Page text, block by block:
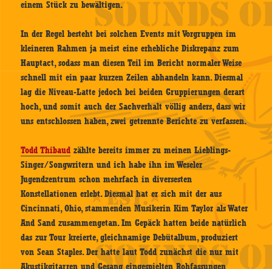
einem Stück zu bewältigen.
In der Regel besteht bei solchen Events mit Vorgruppen im
kleineren Rahmen ja meist eine erhebliche Diskrepanz zum
Hauptact, sodass man diesen Teil im Bericht normaler Weise
schnell mit ein paar kurzen Zeilen abhandeln kann. Diesmal
lag die Niveau-Latte jedoch bei beiden Gruppierungen derart
hoch, und somit auch der Sachverhalt völlig anders, dass wir
uns entschlossen haben, zwei getrennte Berichte zu verfassen.
Todd Thibaud zählte bereits immer zu meinen Lieblings-
Singer/Songwritern und ich habe ihn im Weseler
Jugendzentrum schon mehrfach in diversesten
Konstellationen erlebt. Diesmal hat er sich mit der aus
Cincinnati, Ohio, stammenden Musikerin Kim Taylor als Water
And Sand zusammengetan. Im Gepäck hatten beide natürlich
das zur Tour kreierte, gleichnamige Debütalbum, produziert
von Sean Staples. Der hatte laut Todd zunächst die nur mit
Akustikgitarren und Gesang eingespielten Rohfassungen